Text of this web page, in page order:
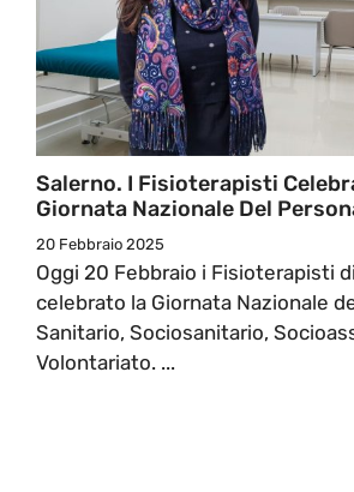
Salerno. I Fisioterapisti
Giornata Nazionale Del
20 Febbraio 2025
Oggi 20 Febbraio i Fisioterapisti
celebrato la Giornata Nazionale
Sanitario, Sociosanitario,
Volontariato. ...